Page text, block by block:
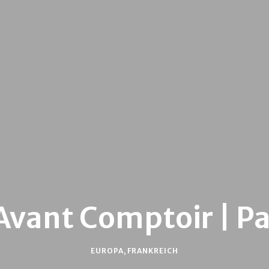
Comptoir |
EUROPA, FRANKREICH